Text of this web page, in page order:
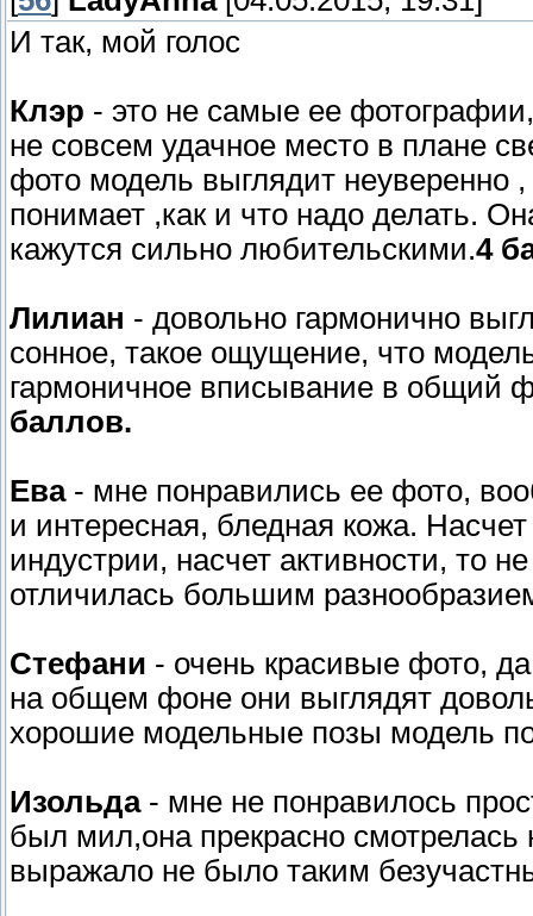
И так, мой голос
Клэр - это не самые ее
не совсем удачное место в плане
фото модель выглядит неуверенно
понимает ,как и что надо делать.
кажутся сильно любительскими.4
Лилиан - довольно гармонично
сонное, такое ощущение, что
гармоничное вписывание в общий
баллов.
Ева- мне понравились ее фото,
и интересная, бледная кожа.
индустрии, насчет активности, то
отличилась большим
Стефани - очень красивые фото,
на общем фоне они выглядят
хорошие модельные позы модель
Изольда - мне не понравилось
был мил,она прекрасно
выражало не было таким